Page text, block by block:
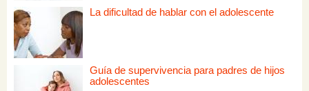
La dificultad de hablar con el adolescente
Guía de supervivencia para padres de hijos
adolescentes